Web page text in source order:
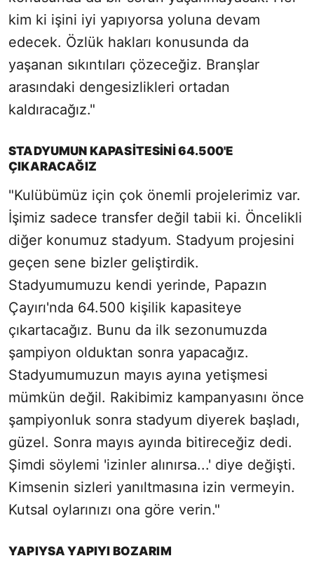
kim ki işini iyi yapıyorsa yoluna devam
edecek. Özlük hakları konusunda da
yaşanan sıkıntıları çözeceğiz. Branşlar
arasındaki dengesizlikleri ortadan
kaldıracağız."
STADYUMUN KAPASİTESİNİ 64.500'E
ÇIKARACAĞIZ
"Kulübümüz için çok önemli projelerimiz var.
İşimiz sadece transfer değil tabii ki. Öncelikli
diğer konumuz stadyum. Stadyum projesini
geçen sene bizler geliştirdik.
Stadyumumuzu kendi yerinde, Papazın
Çayırı'nda 64.500 kişilik kapasiteye
çıkartacağız. Bunu da ilk sezonumuzda
şampiyon olduktan sonra yapacağız.
Stadyumumuzun mayıs ayına yetişmesi
mümkün değil. Rakibimiz kampanyasını önce
şampiyonluk sonra stadyum diyerek başladı,
güzel. Sonra mayıs ayında bitireceğiz dedi.
Şimdi söylemi 'izinler alınırsa...' diye değişti.
Kimsenin sizleri yanıltmasına izin vermeyin.
Kutsal oylarınızı ona göre verin."
YAPIYSA YAPIYI BOZARIM